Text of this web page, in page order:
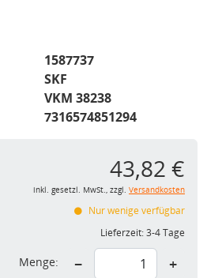
1587737
SKF
VKM 38238
7316574851294
43,82 €
inkl. gesetzl. MwSt., zzgl. Versandkosten
Nur wenige verfügbar
Lieferzeit:3-4 Tage
Menge: − +